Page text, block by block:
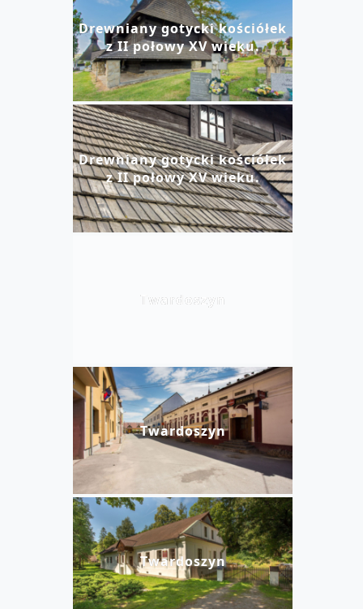
Drewniany gotycki kościółek
z II połowy XV wieku.
Drewniany gotycki kościółek
z II połowy XV wieku.
Twardoszyn
Twardoszyn
Twardoszyn